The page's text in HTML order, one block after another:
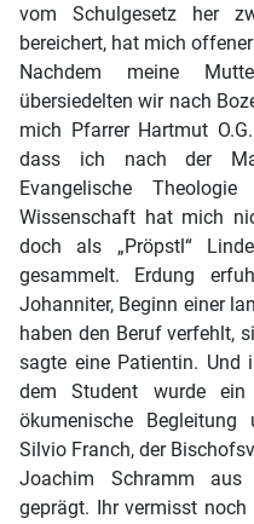
vom Schulgesetz her
bereichert, hat mich
Nachdem meine
übersiedelten wir nach
mich Pfarrer Hartmut
dass ich nach der
Evangelische
Wissenschaft hat mich
doch als „Pröpstl“
gesammelt. Erdung
Johanniter, Beginn einer
haben den Beruf verfehlt,
sagte eine Patientin. Und
dem Student wurde
ökumenische
Silvio Franch, der
Joachim Schramm
geprägt. Ihr vermisst noch